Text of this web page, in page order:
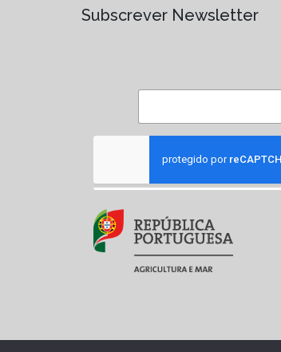
Subscrever Newsletter